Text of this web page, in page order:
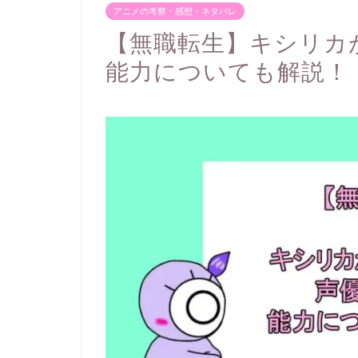
アニメの考察・感想・ネタバレ
【無職転生】キシリ
能力についても解説！